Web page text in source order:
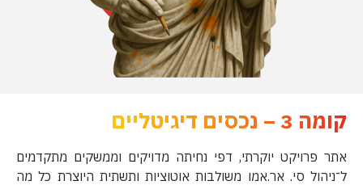
קומה 3 – נכסים דיגיטליים
אתר פרויקט יוקרתי, דפי נחיתה מדויקים וממשקים מתקדמים
ל־ניהול סי. אר.אמו משולבות אוטוציות ותשתית היוצרת כל מה